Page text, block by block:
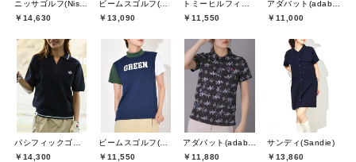
￥14,630
￥13,090
￥11,550
￥11,000
￥14,300
￥11,550
￥11,880
サンディ(Sandie)
￥13,860